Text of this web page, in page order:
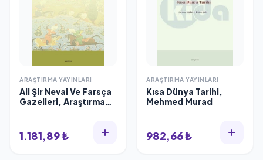
ARAŞTIRMA YAYINLARI
Ali Şir Nevai Ve Farsça
Gazelleri, Araştırma
1.181,89 ₺
ARAŞTIRMA YAYINLARI
Kısa Dünya Tarihi,
Mehmed Murad
982,66 ₺